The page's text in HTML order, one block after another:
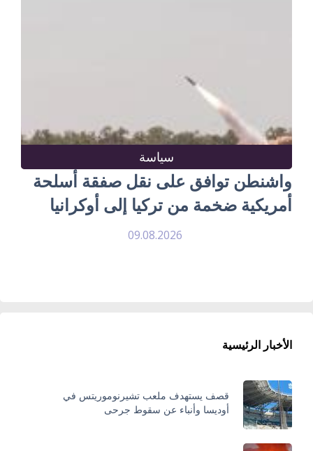
سياسة
واشنطن توافق على نقل صفقة أسلحة
أمريكية ضخمة من تركيا إلى أوكرانيا
09.08.2026
الأخبار الرئيسية
قصف يستهدف ملعب تشيرنوموريتس في
أوديسا وأنباء عن سقوط جرحى